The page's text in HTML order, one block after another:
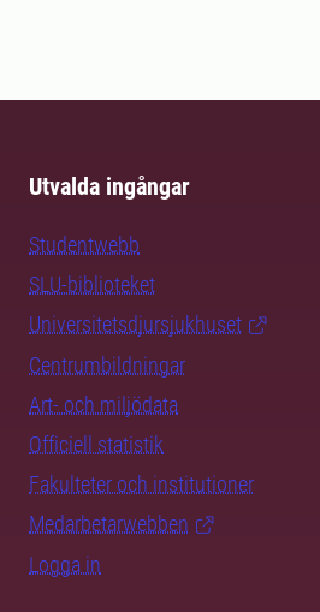
Utvalda ingångar
Studentwebb
SLU-biblioteket
Universitetsdjursjukhuset
Centrumbildningar
Art- och miljödata
Officiell statistik
Fakulteter och institutioner
Medarbetarwebben
Logga in